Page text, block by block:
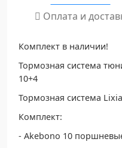
Оплата и
Комплект в наличии!
Тормозная система
10+4
Тормозная система
Комплект:
- Akebono 10